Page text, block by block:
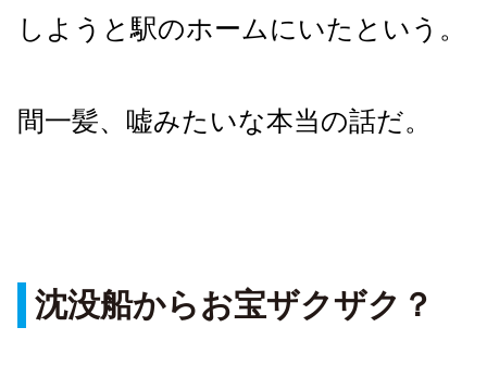
しようと駅のホームにいたという。
間一髪、嘘みたいな本当の話だ。
沈没船からお宝ザクザク？